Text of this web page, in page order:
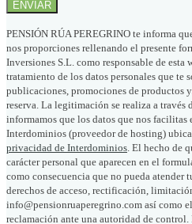
PENSIÓN RÚA PEREGRINO te informa
nos proporciones rellenando el presente
Inversiones S.L. como responsable de
tratamiento de los datos personales que te
publicaciones, promociones de productos
reserva. La legitimación se realiza a
informamos que los datos que nos facilitas
Interdominios (proveedor de hosting)
privacidad de Interdominios. El hecho de
carácter personal que aparecen en el
como consecuencia que no pueda atender
derechos de acceso, rectificación,
info@pensionruaperegrino.com así como
reclamación ante una autoridad de